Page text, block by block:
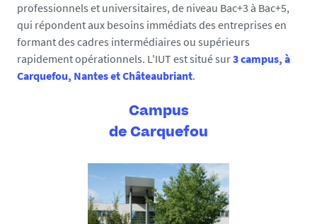
professionnels et universitaires, de niveau Bac+3 à Bac+5,
qui répondent aux besoins immédiats des entreprises en
formant des cadres intermédiaires ou supérieurs
rapidement opérationnels. L'IUT est situé sur3 campus, à
Carquefou, Nantes et Châteaubriant.
Campus
de Carquefou